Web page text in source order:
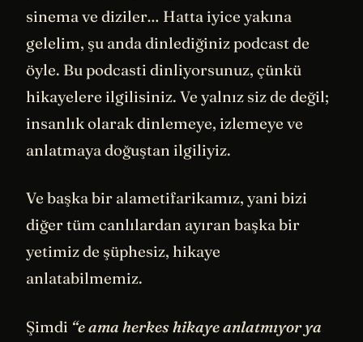
sinema ve diziler… Hatta iyice yakına
gelelim, şu anda dinlediğiniz podcast de
öyle. Bu podcasti dinliyorsunuz, çünkü
hikayelere ilgilisiniz. Ve yalnız siz de değil;
insanlık olarak dinlemeye, izlemeye ve
anlatmaya doğuştan ilgiliyiz.
Ve başka bir alametifarikamız, yani bizi
diğer tüm canlılardan ayıran başka bir
yetimiz de şüphesiz, hikaye
anlatabilmemiz.
Şimdi “e ama herkes hikaye anlatmıyor ya